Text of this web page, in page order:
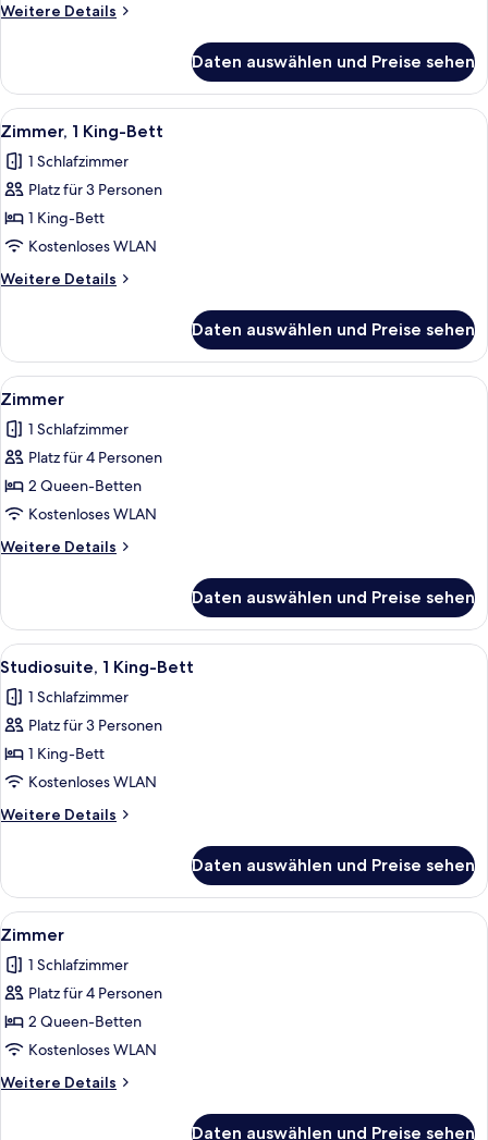
Weitere Details
Weitere
Daten auswählen und Preise sehen
Alle
Fotos
für
Zimmer,
1 King-
Bett
anzeigen
Hochwertige Bettwaren, Pillowtop-
3
Zimmer, 1 King-Bett
1 Schlafzimmer
Platz für 3 Personen
1 King-Bett
Kostenloses WLAN
Weitere Details
Weitere
1 King-
Bett
Daten auswählen und Preise sehen
Alle
Fotos
für
Zimmer
anzeigen
Ein Hotelzimmer mit zwei Betten,
3
Zimmer
1 Schlafzimmer
Platz für 4 Personen
2 Queen-Betten
Kostenloses WLAN
Weitere Details
Weitere
Daten auswählen und Preise sehen
Alle
Fotos
für
Studiosuite,
1 King-
Bett
anzeigen
Ein Hotelzimmer mit einem Bett,
3
Studiosuite, 1 King-Bett
1 Schlafzimmer
Platz für 3 Personen
1 King-Bett
Kostenloses WLAN
Weitere Details
Weitere
1 King-
Bett
Daten auswählen und Preise sehen
Alle
Fotos
für
Zimmer
anzeigen
Ein Hotelzimmer mit zwei Betten,
4
Zimmer
1 Schlafzimmer
Platz für 4 Personen
2 Queen-Betten
Kostenloses WLAN
Weitere Details
Weitere
Daten auswählen und Preise sehen